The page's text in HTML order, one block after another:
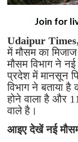
Join for
Udaipur
में मौसम का
मौसम विभाग ने नई
प्रदेश में मानसून
विभाग ने बताया
होने वाला है और
वाले है।
आइए देखें नई मौसम